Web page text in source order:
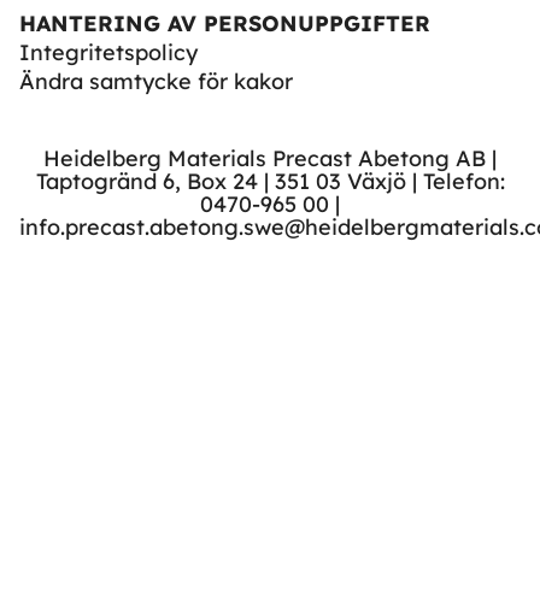
HANTERING AV PERSONUPPGIFTER
Integritetspolicy
Ändra samtycke för kakor
Heidelberg Materials Precast Abetong AB |
Taptogränd 6, Box 24 | 351 03 Växjö | Telefon:
0470-965 00 |